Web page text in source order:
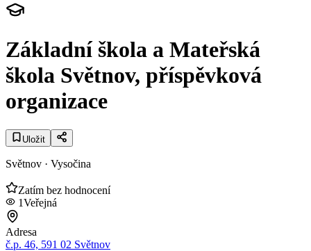
Základní škola a Mateřská
škola Světnov, příspěvková
organizace
Uložit
Světnov · Vysočina
Zatím bez hodnocení
1Veřejná
Adresa
č.p. 46, 591 02 Světnov